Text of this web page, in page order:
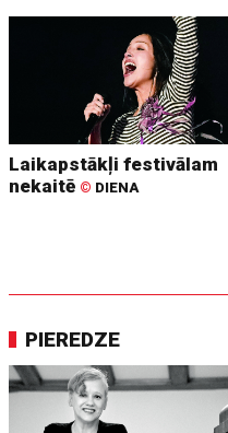
Laikapstākļi festivālam
nekaitē © DIENA
PIEREDZE